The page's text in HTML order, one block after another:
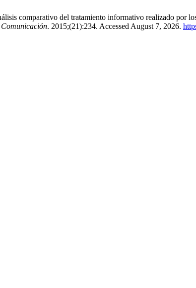
comparativo del tratamiento informativo realizado
. 2015;(21):234. Accessed August 7, 2026.